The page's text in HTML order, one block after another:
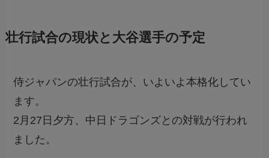
壮行試合の現状と大谷選手の予定
侍ジャパンの壮行試合が、いよいよ本格化してい
ます。
2月27日夕方、中日ドラゴンズとの対戦が行われ
ました。